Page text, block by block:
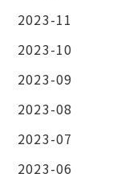
2023-11
2023-10
2023-09
2023-08
2023-07
2023-06